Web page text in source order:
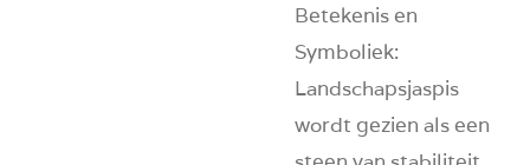
Betekenis en
Symboliek:
Landschapsjaspis
wordt gezien als een